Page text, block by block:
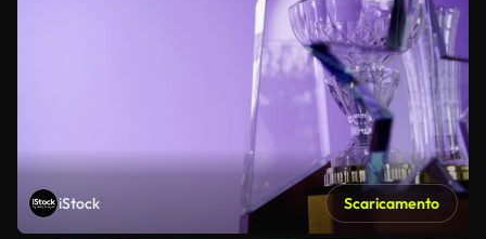
iStock Scaricamento